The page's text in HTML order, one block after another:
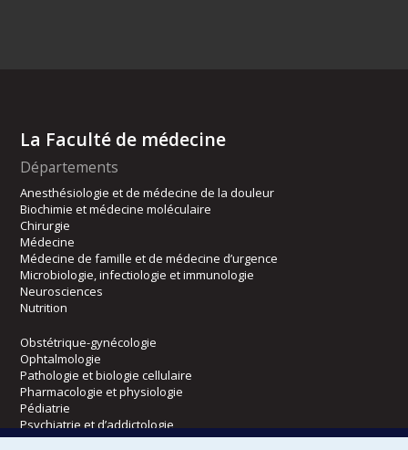
La Faculté de médecine
Départements
Anesthésiologie et de médecine de la douleur
Biochimie et médecine moléculaire
Chirurgie
Médecine
Médecine de famille et de médecine d’urgence
Microbiologie, infectiologie et immunologie
Neurosciences
Nutrition
Obstétrique-gynécologie
Ophtalmologie
Pathologie et biologie cellulaire
Pharmacologie et physiologie
Pédiatrie
Psychiatrie et d’addictologie
Radiologie, radio-oncologie et médecine nucléaire